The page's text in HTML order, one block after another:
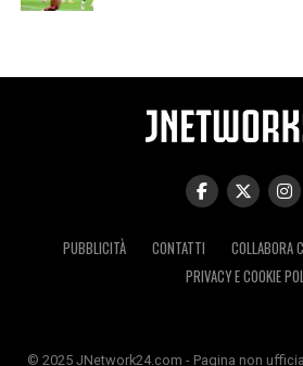
PUBBLICITÀ CONTATTI COLLABORA
PRIVACY E COOKIE
© 2025 JNetwork24.com - Pagina non